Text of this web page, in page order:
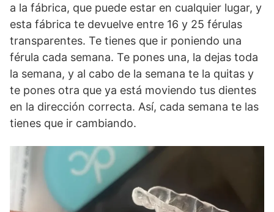
a la fábrica, que puede estar en cualquier lugar, y
esta fábrica te devuelve entre 16 y 25 férulas
transparentes. Te tienes que ir poniendo una
férula cada semana. Te pones una, la dejas toda
la semana, y al cabo de la semana te la quitas y
te pones otra que ya está moviendo tus dientes
en la dirección correcta. Así, cada semana te las
tienes que ir cambiando.